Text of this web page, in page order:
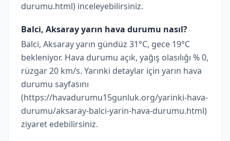
durumu.html) inceleyebilirsiniz.
Balci, Aksaray yarın hava durumu nasıl?
Balci, Aksaray yarın gündüz 31°C, gece 19°C
bekleniyor. Hava durumu açık, yağış olasılığı % 0,
rüzgar 20 km/s. Yarınki detaylar için yarın hava
durumu sayfasını
(https://havadurumu15gunluk.org/yarinki-hava-
durumu/aksaray-balci-yarin-hava-durumu.html)
ziyaret edebilirsiniz.